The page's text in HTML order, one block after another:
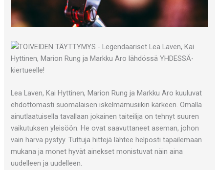
Lea Laven, Kai Hyttinen, Marion Rung ja Markku Aro kuuluvat
ehdottomasti suomalaisen iskelmämusiikin kärkeen. Omalla
ainutlaatuisella tavallaan jokainen taiteilija on tehnyt suuren
vaikutuksen yleisöön. He ovat saavuttaneet aseman, johon
vain harva pystyy. Tuttuja hittejä lähtee helposti tapailemaan
mukana ja monet hyvät ainekset monistuvat näin aina
uudelleen ja uudelleen.